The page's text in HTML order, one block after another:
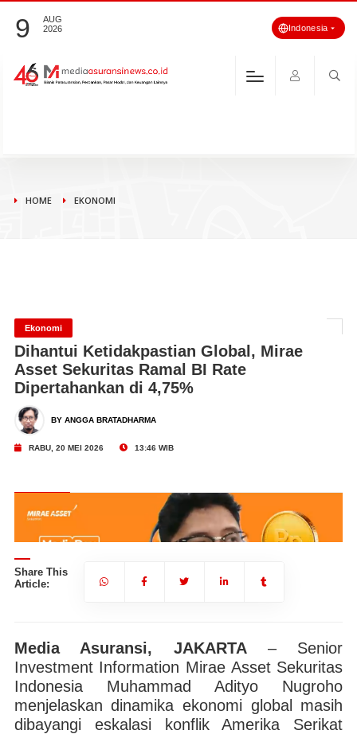
9
AUG
2026
Indonesia
HOME EKONOMI
Ekonomi
Dihantui Ketidakpastian Global, Mirae
Asset Sekuritas Ramal BI Rate
Dipertahankan di 4,75%
BY ANGGA BRATADHARMA
RABU, 20 MEI 2026 13:46 WIB
Senior Investment Information Mirae Asset Sekuritas Indonesia Muhammad
Adityo Nugroho. | Foto: Media Asuransi/Angga Bratadharma
Share This
Article:
Media Asuransi, JAKARTA– Senior
Investment Information Mirae Asset Sekuritas
Indonesia Muhammad Adityo Nugroho
menjelaskan dinamika ekonomi global masih
dibayangi eskalasi konflik Amerika Serikat